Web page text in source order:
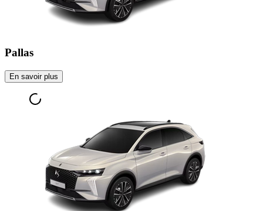
Pallas
En savoir plus